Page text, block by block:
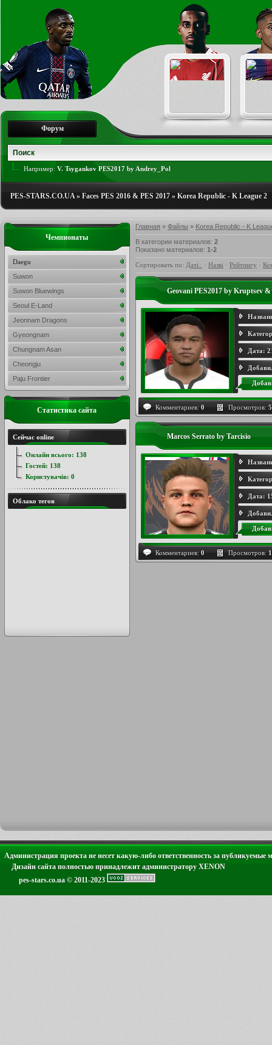
Форум
Например: V. Tsygankov PES2017 by Andrey_Pol
PES-STARS.CO.UA» Faces PES 2016 & PES 2017 » Korea Republic - K League 2
Главная » Файлы » Korea Republic - K
В категории материалов: 2
Показано материалов: 1-2
Сортировать по: Даті · Назві · Рейтингу ·
Geovani PES2017 by Kruptsev
Дата:
Комментариев: 0 Просмотров:
Marcos Serrato by Tarcisio
Дата:
Комментариев: 0 Просмотров:
Чемпионаты
Daegu
Suwon
Suwon Bluewings
Seoul E-Land
Jeonnam Dragons
Gyeongnam
Chungnam Asan
Cheongju
Paju Frontier
Статистика сайта
Сейчас online
Онлайн всього: 138
Гостей: 138
Користувачів: 0
Облако тегов
Администрация проекта не несет какую-либо ответственность за публикуемые
Дизайн сайта полностью принадлежит администратору XENON
pes-stars.co.ua © 2011-2023